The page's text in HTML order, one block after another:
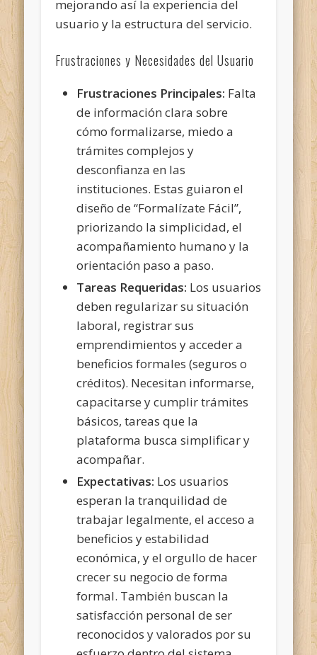
mejorando así la experiencia del
usuario y la estructura del servicio.
Frustraciones y Necesidades del Usuario
Frustraciones Principales: Falta
de información clara sobre
cómo formalizarse, miedo a
trámites complejos y
desconfianza en las
instituciones. Estas guiaron el
diseño de “Formalízate Fácil”,
priorizando la simplicidad, el
acompañamiento humano y la
orientación paso a paso.
Tareas Requeridas: Los usuarios
deben regularizar su situación
laboral, registrar sus
emprendimientos y acceder a
beneficios formales (seguros o
créditos). Necesitan informarse,
capacitarse y cumplir trámites
básicos, tareas que la
plataforma busca simplificar y
acompañar.
Expectativas: Los usuarios
esperan la tranquilidad de
trabajar legalmente, el acceso a
beneficios y estabilidad
económica, y el orgullo de hacer
crecer su negocio de forma
formal. También buscan la
satisfacción personal de ser
reconocidos y valorados por su